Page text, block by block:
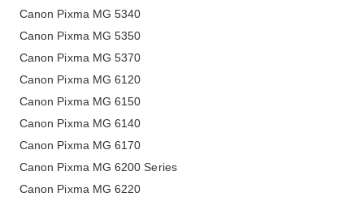
Canon Pixma MG 5340
Canon Pixma MG 5350
Canon Pixma MG 5370
Canon Pixma MG 6120
Canon Pixma MG 6150
Canon Pixma MG 6140
Canon Pixma MG 6170
Canon Pixma MG 6200 Series
Canon Pixma MG 6220